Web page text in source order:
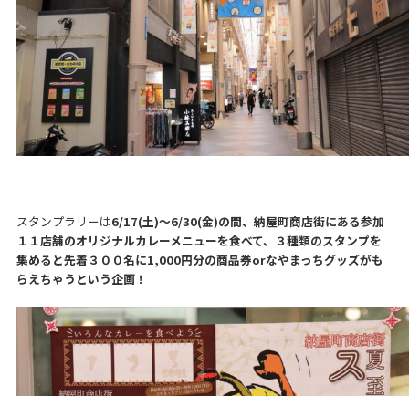
スタンプラリーは6/17(土)〜6/30(金)の間、納屋町商店街にある参加
１１店舗のオリジナルカレーメニューを食べて、３種類のスタンプを
集めると先着３００名に1,000円分の商品券orなやまっちグッズがも
らえちゃうという企画！